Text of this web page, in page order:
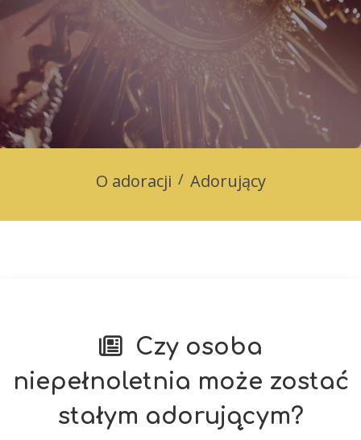
O adoracji Adorujący
Czy osoba
niepełnoletnia może zostać
stałym adorującym?